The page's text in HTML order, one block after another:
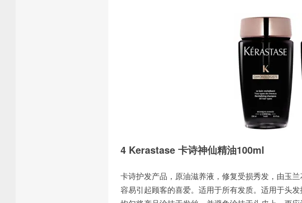
4 Kerastase 卡诗神仙精油100ml
卡诗护发产品，原油滋养液，修复受损秀发，由玉
容易引起顾客的喜爱。适用于所有发质。适用于头